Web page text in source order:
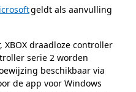
geldt als aanvulling
XBOX draadloze controller
serie 2 worden
beschikbaar via
de app voor Windows